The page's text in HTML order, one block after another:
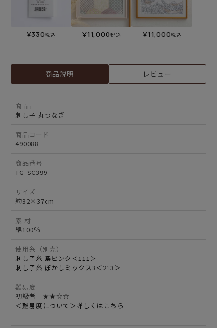
¥330税込 ¥11,000税込 ¥11,000税込
商品説明 レビュー
商 品
刺し子 丸つなぎ
商品コード
490088
商品番号
TG-SC399
サイズ
約32×37cm
素 材
綿100％
使用糸（別売）
刺し子糸 濃ピンク＜111＞
刺し子糸 ぼかしミックス8＜213＞
難易度
初級者 ★★☆☆
＜難易度について＞詳しくはこちら